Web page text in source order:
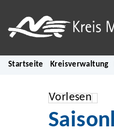
Startseite Kreisverwaltung
Vorlesen